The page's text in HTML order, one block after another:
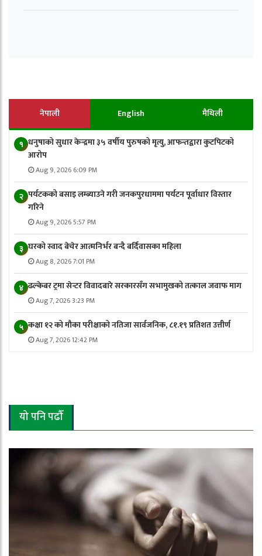
नेपाली English मैथिली
१ धनुषाको सुधार केन्द्रमा ३५ वर्षीय पुरुषको मृत्यु, आफन्तद्वारा कुटपिटको
आरोप
Aug 9, 2026 6:09 PM
२ पर्यटकको बसाइ लम्ब्याउने गरी जनकपुरधाममा पर्यटन पूर्वाधार विस्तार
गरिने
Aug 9, 2026 5:57 PM
३ घरको स्वाद बेचेर आत्मनिर्भर बन्दै बर्दिवासका महिला
Aug 8, 2026 7:01 PM
४ ढल्केबर ट्रमा सेन्टर विवादबारे सरकारसँग सभामुखको तत्काल जवाफ माग
Aug 7, 2026 3:23 PM
५ कक्षा १२ को मौका परीक्षाको नतिजा सार्वजनिक, ८१.१९ प्रतिशत उत्तीर्ण
Aug 7, 2026 12:42 PM
यो पनि पढौँ